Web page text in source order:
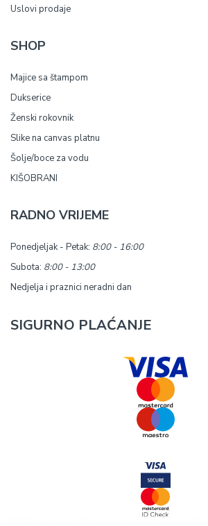
Uslovi prodaje
SHOP
Majice sa štampom
Dukserice
Ženski rokovnik
Slike na canvas platnu
Šolje/boce za vodu
KIŠOBRANI
RADNO VRIJEME
Ponedjeljak - Petak: 8:00 - 16:00
Subota: 8:00 - 13:00
Nedjelja i praznici neradni dan
SIGURNO PLAĆANJE